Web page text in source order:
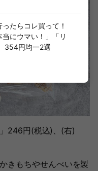
246円(税込)、(右)
きもちやせんべいを製
ったらコレ買って！
にウマい！」「リ
354円均一2選